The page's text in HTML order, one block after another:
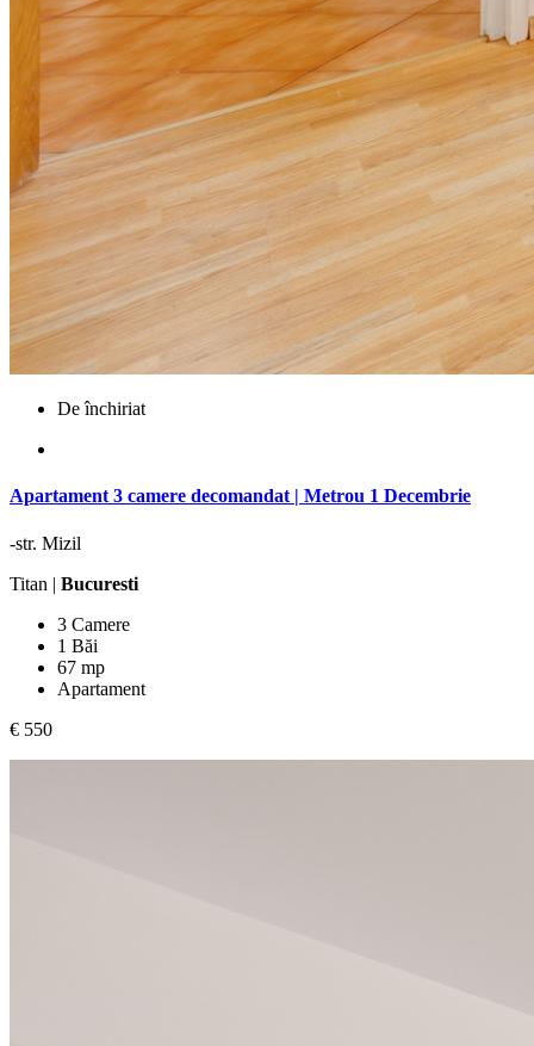
De închiriat
Apartament 3 camere decomandat | Metrou 1 Decembrie
-str. Mizil
Titan | Bucuresti
3 Camere
1 Băi
67 mp
Apartament
€ 550